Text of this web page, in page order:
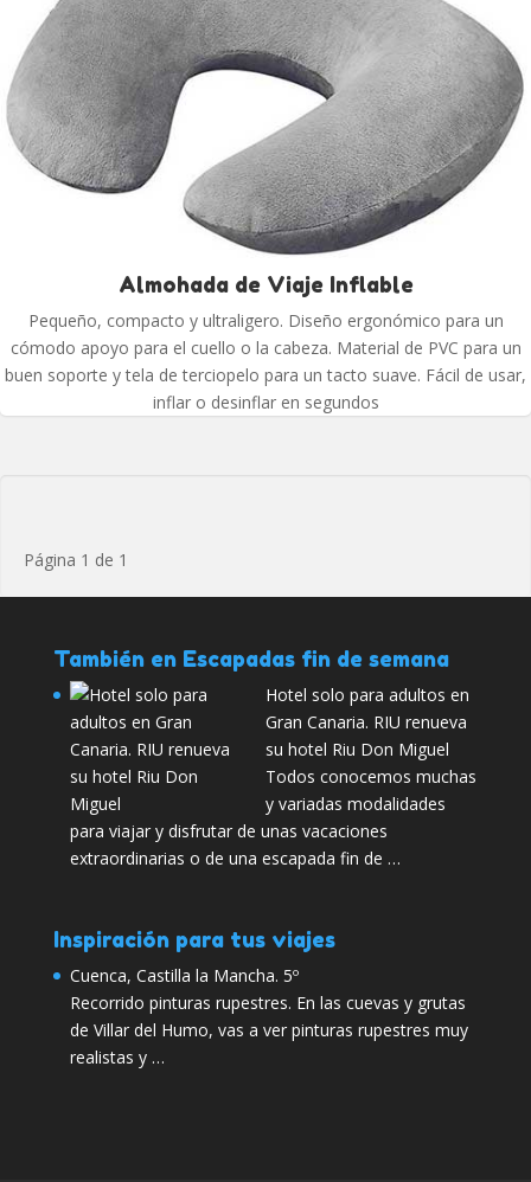
Almohada de Viaje Inflable
Pequeño, compacto y ultraligero. Diseño ergonómico para un
cómodo apoyo para el cuello o la cabeza. Material de PVC para un
buen soporte y tela de terciopelo para un tacto suave. Fácil de usar,
inflar o desinflar en segundos
Página 1 de 1
También en Escapadas fin de semana
Hotel solo para adultos en
Gran Canaria. RIU renueva
su hotel Riu Don Miguel
Todos conocemos muchas
y variadas modalidades
para viajar y disfrutar de unas vacaciones
extraordinarias o de una escapada fin de …
Inspiración para tus viajes
Cuenca, Castilla la Mancha. 5º
Recorrido pinturas rupestres. En las cuevas y grutas
de Villar del Humo, vas a ver pinturas rupestres muy
realistas y …